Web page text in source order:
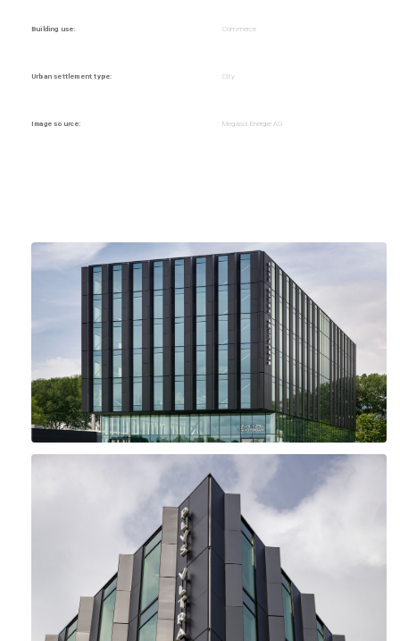
Building use: Commerce
Urban settlement type: City
Image source: Megasol Energie AG